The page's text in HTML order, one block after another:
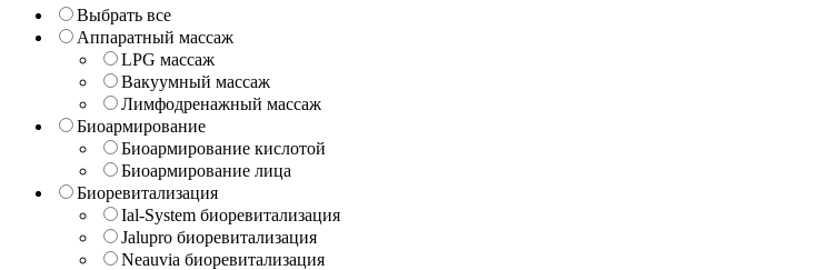
Выбрать все
Аппаратный массаж
LPG массаж
Вакуумный массаж
Лимфодренажный массаж
Биоармирование
Биоармирование кислотой
Биоармирование лица
Биоревитализация
Ial-System биоревитализация
Jalupro биоревитализация
Neauvia биоревитализация